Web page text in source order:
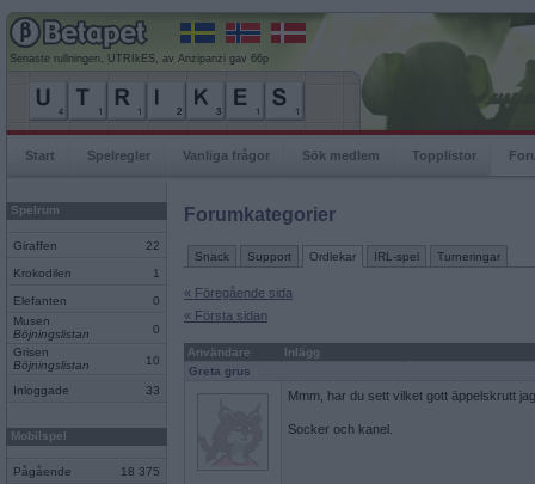
Senaste rullningen, UTRIkES, av Anzipanzi gav 66p
Start Spelregler Vanliga frågor Sök medlem Topplistor
Spelrum
Giraffen 22
Krokodilen 1
Elefanten
0
Musen
Böjningslistan
0
Grisen
Böjningslistan
10
Inloggade 33
Mobilspel
Pågående 18 375
Forumkategorier
Snack Support Ordlekar IRL-spel Turneringar
« Föregående sida
« Första sidan
Användare
Inlägg
Greta grus
Mmm, har du sett vilket gott äppelskrutt
Socker och kanel.